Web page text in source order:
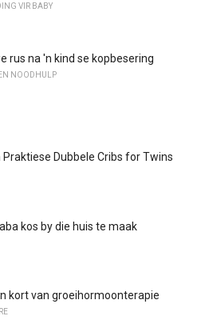
VIR BABY
rus na 'n kind se kopbesering
NOODHULP
Praktiese Dubbele Cribs for Twins
kos by die huis te maak
kort van groeihormoonterapie